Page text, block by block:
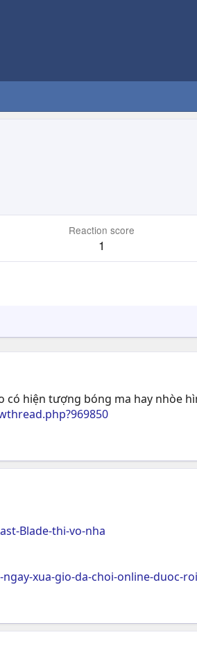
Reaction score
1
có hiện tượng bóng ma hay nhòe
Blade-thi-vo-nha
xua-gio-da-choi-online-duoc-